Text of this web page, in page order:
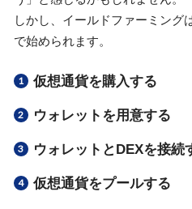
しかし、イールドファーミング
で始められます。
仮想通貨を購入する
ウォレットを用意する
ウォレットとDEXを接続
仮想通貨をプールする